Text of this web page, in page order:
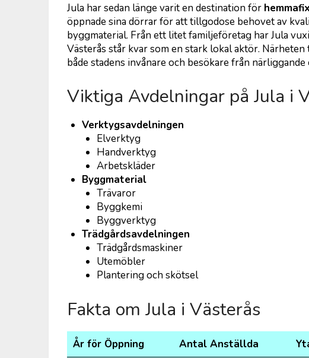
Jula har sedan länge varit en destination för
öppnade sina dörrar för att tillgodose behovet av
byggmaterial. Från ett litet familjeföretag har Jula
Västerås står kvar som en stark lokal aktör.
både stadens invånare och besökare från närliggande
Viktiga Avdelningar på Jula i
Verktygsavdelningen
Elverktyg
Handverktyg
Arbetskläder
Byggmaterial
Trävaror
Byggkemi
Byggverktyg
Trädgårdsavdelningen
Trädgårdsmaskiner
Utemöbler
Plantering och skötsel
Fakta om Jula i Västerås
År för Öppning Antal Anställda